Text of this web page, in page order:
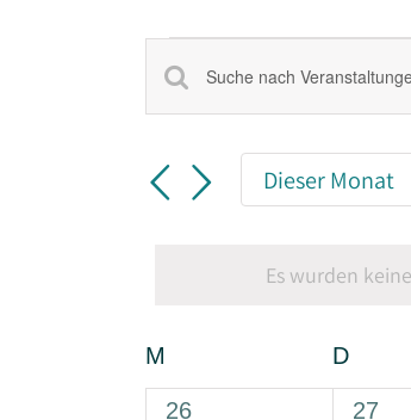
Veranstaltungen
Es wurden
Veranstaltungen
Suche
Ansichten,
Navigation
Bitte
Schlüsselwort
nach
Veranstaltungen
Dieser Monat
Kalender
von
Veranstaltungen
M D
0
26
0
27